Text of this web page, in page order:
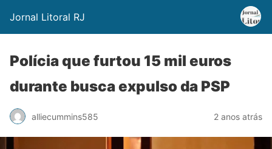
Jornal Litoral RJ
Polícia que furtou 15 mil euros
durante busca expulso da PSP
alliecummins585 2 anos atrás